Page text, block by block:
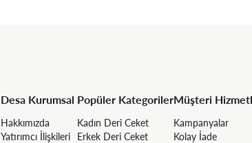
Desa Kurumsal
Hakkımızda
Yatırımcı İlişkileri
Popüler Kategoriler
Kadın Deri Ceket
Erkek Deri Ceket
Müşteri
Kampanyalar
Kolay İade